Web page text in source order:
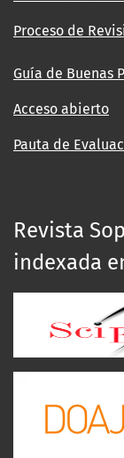
Proceso de
Guía de Buenas
Acceso abierto
Pauta de
Revista
indexada